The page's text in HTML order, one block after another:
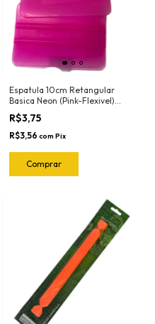
Espatula 10cm Retangular
Basica Neon (Pink-Flexivel)
3030RN Ronek
R$3,75
R$3,56 com Pix